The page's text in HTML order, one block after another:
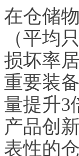
在仓储
（平均
损坏率
重要装
量提升3
产品创
表性的